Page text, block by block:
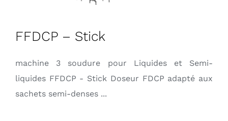
FFDCP – Stick
machine 3 soudure pour Liquides et Semi-
liquides FFDCP - Stick Doseur FDCP adapté aux
sachets semi-denses ...